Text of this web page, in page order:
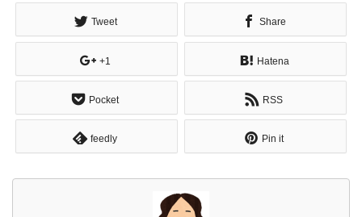
Tweet Share
+1 Hatena
Pocket RSS
feedly Pin it